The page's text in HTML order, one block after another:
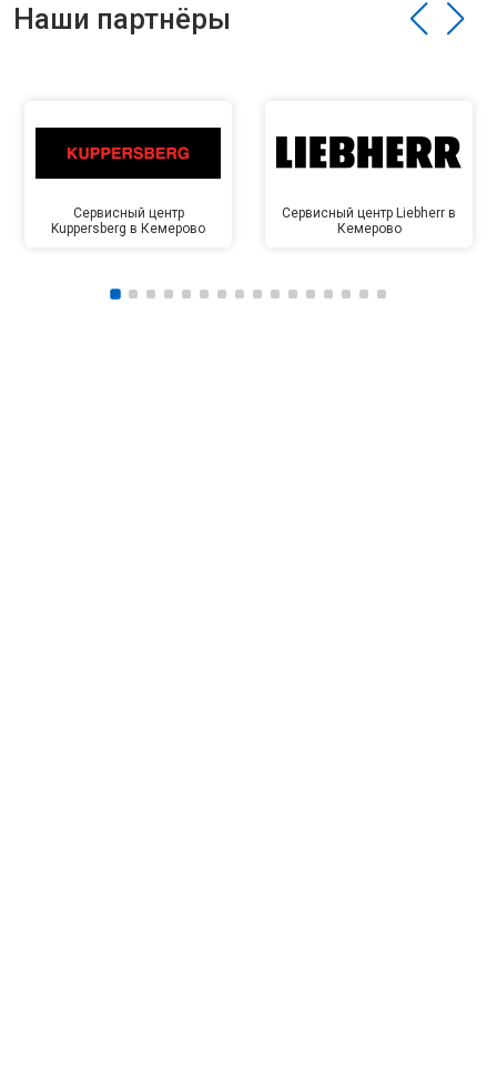
Наши партнёры
Сервисный центр
Kuppersberg в Кемерово
Сервисный центр Liebherr в
Кемерово